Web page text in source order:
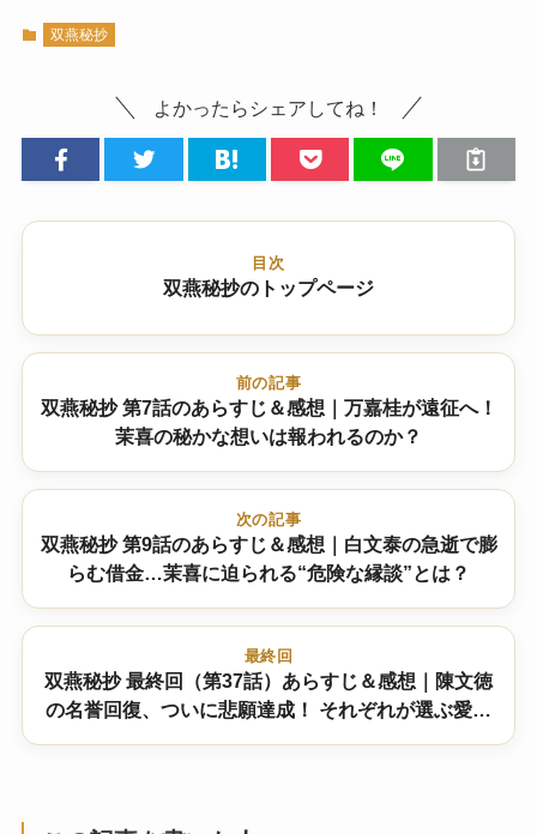
双燕秘抄
よかったらシェアしてね！
目次
双燕秘抄のトップページ
前の記事
双燕秘抄 第7話のあらすじ＆感想｜万嘉桂が遠征へ！
茉喜の秘かな想いは報われるのか？
次の記事
双燕秘抄 第9話のあらすじ＆感想｜白文泰の急逝で膨
らむ借金…茉喜に迫られる“危険な縁談”とは？
最終回
双燕秘抄 最終回（第37話）あらすじ＆感想｜陳文徳
の名誉回復、ついに悲願達成！ それぞれが選ぶ愛の